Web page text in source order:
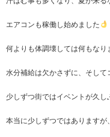
エアコンも稼働し始めました
何よりも体調壊しては何もなり
水分補給は欠かさずに、そして
少しずつ街ではイベントが久し
本当に少しずつではありますが